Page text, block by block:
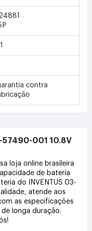
contra
57490-001 10.8V
loja online brasileira
de bateria
do INVENTUS 03-
atende aos
as especificações
longa duração.